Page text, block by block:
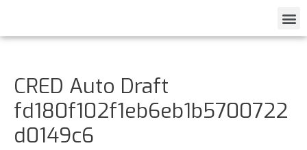
CRED Auto Draft
fd180f102f1eb6eb1b5700722
d0149c6